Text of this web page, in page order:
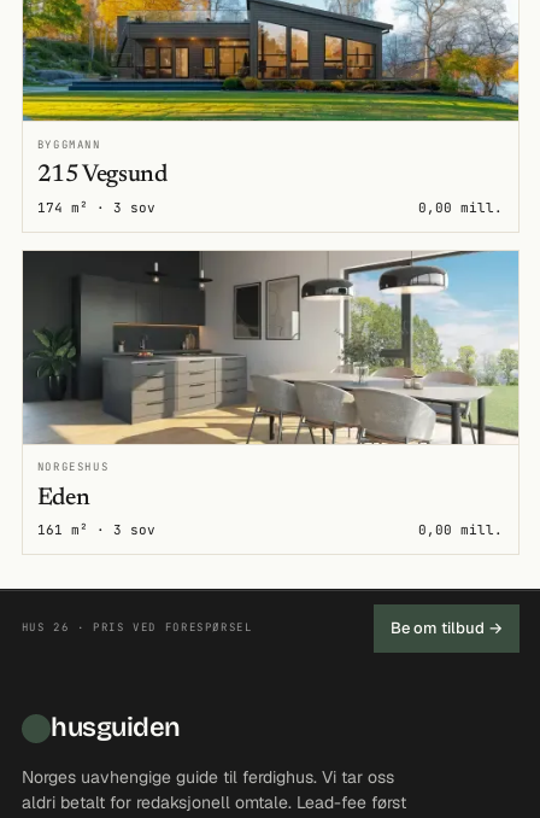
BYGGMANN
215 Vegsund
174 m² · 3 sov 0,00 mill.
NORGESHUS
Eden
161 m² · 3 sov 0,00 mill.
HUS 26 · PRIS VED FORESPØRSEL Be om tilbud →
husguiden
Norges uavhengige guide til ferdighus. Vi tar oss
aldri betalt for redaksjonell omtale. Lead-fee først